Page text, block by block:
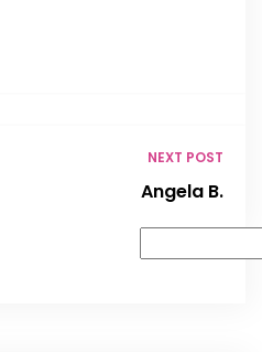
NEXT POST
Angela B.